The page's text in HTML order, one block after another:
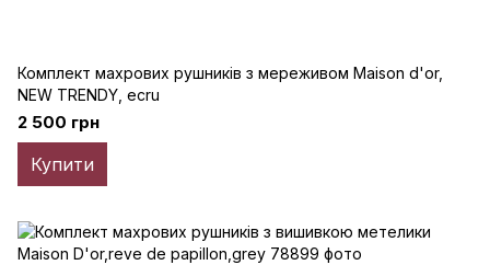
Комплект махрових рушників з мереживом Maison d'or,
NEW TRENDY, ecru
2 500 грн
Купити